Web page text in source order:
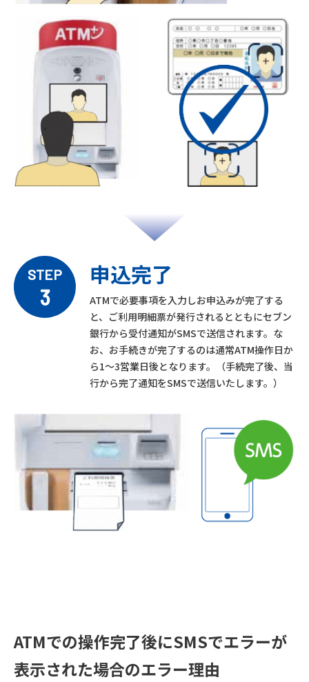
STEP
3
申込完了
ATMで必要事項を入力しお申込みが完了する
と、ご利用明細票が発行されるとともにセブン
銀行から受付通知がSMSで送信されます。な
お、お手続きが完了するのは通常ATM操作日か
ら1～3営業日後となります。（手続完了後、当
行から完了通知をSMSで送信いたします。）
ATMでの操作完了後にSMSでエラーが
表示された場合のエラー理由